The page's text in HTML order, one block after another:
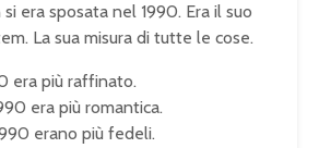
si era sposata nel 1990. Era il suo
La sua misura di tutte le cose.
era più raffinato.
era più romantica.
erano più fedeli.